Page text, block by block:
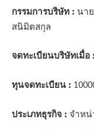
กรรมการบริษัท : นา
สนิมิตสกุล
จดทะเบียนบริษัทเมื่อ :
ทุนจดทะเบียน :
ประเภทธุรกิจ : จำหน่